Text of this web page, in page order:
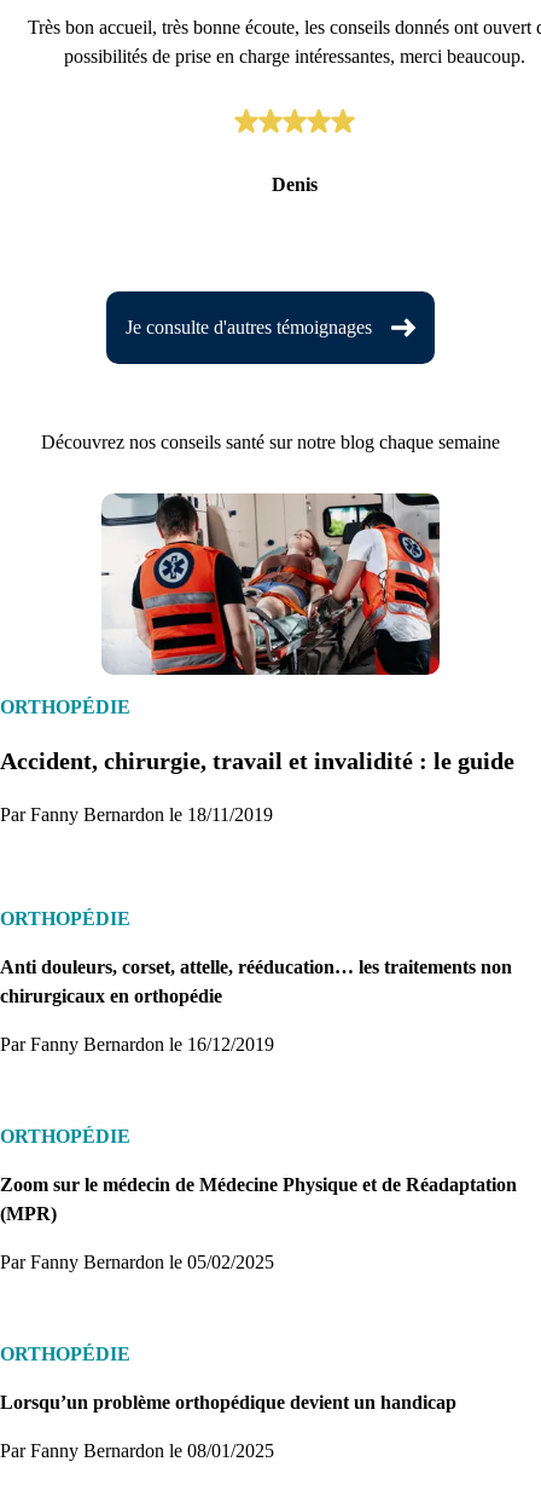
Très bon accueil, très bonne écoute, les conseils donnés ont ouvert
possibilités de prise en charge intéressantes, merci beaucoup.
Denis
Je consulte d'autres témoignages
Découvrez nos conseils santé sur notre blog chaque semaine
ORTHOPÉDIE
Accident, chirurgie, travail et invalidité : le guide
Par Fanny Bernardon le 18/11/2019
ORTHOPÉDIE
Anti douleurs, corset, attelle, rééducation… les traitements non
chirurgicaux en orthopédie
Par Fanny Bernardon le 16/12/2019
ORTHOPÉDIE
Zoom sur le médecin de Médecine Physique et de Réadaptation
(MPR)
Par Fanny Bernardon le 05/02/2025
ORTHOPÉDIE
Lorsqu’un problème orthopédique devient un handicap
Par Fanny Bernardon le 08/01/2025